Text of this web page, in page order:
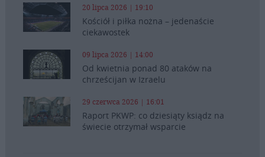
20 lipca 2026 | 19:10
Kościół i piłka nożna – jedenaście
ciekawostek
09 lipca 2026 | 14:00
Od kwietnia ponad 80 ataków na
chrześcijan w Izraelu
29 czerwca 2026 | 16:01
Raport PKWP: co dziesiąty ksiądz na
świecie otrzymał wsparcie